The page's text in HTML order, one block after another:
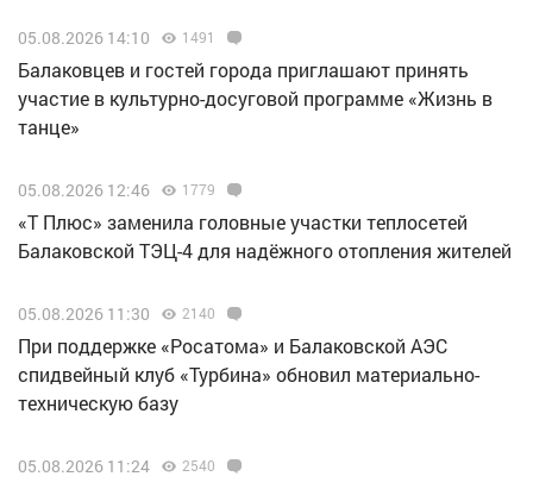
05.08.2026 14:10 1491
Балаковцев и гостей города приглашают принять
участие в культурно-досуговой программе «Жизнь в
танце»
05.08.2026 12:46 1779
«Т Плюс» заменила головные участки теплосетей
Балаковской ТЭЦ-4 для надёжного отопления жителей
05.08.2026 11:30 2140
При поддержке «Росатома» и Балаковской АЭС
спидвейный клуб «Турбина» обновил материально-
техническую базу
05.08.2026 11:24 2540